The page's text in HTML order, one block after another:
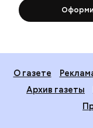
О газете
Архив газеты